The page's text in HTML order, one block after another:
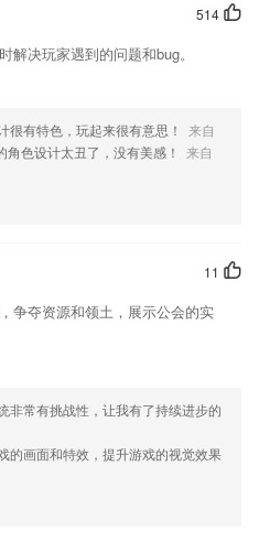
软件特色
声小说、文学名著等作品支持文本同
能价值不菲。
程，这样就能不断提升自己在其他方
种车次火车票价格查询，抢票利器。
软件优势
时孩子能够在家继续巩固在学校学习
语都有配图，真人朗读发音，让你学
教学实践的真实问题中选取，研修
514
解决玩家遇到的问题和bug。
很有特色，玩起来很有意思！
来自
角色设计太丑了，没有美感！
来自
11
争夺资源和领土，展示公会的实
非常有挑战性，让我有了持续进步的
的画面和特效，提升游戏的视觉效果